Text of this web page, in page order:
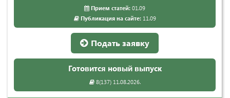
Прием статей: 01.09
Публикация на сайте:11.09
Подать заявку
Готовится новый выпуск
8(137) 11.08.2026.